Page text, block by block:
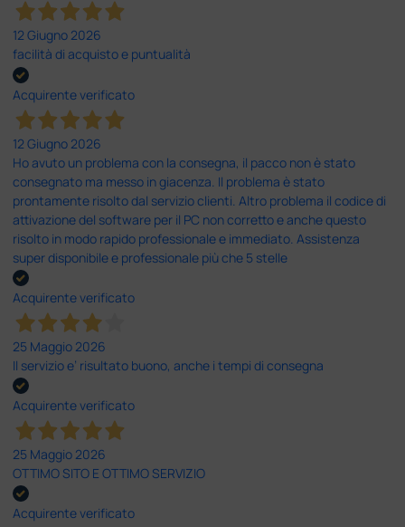
12 Giugno 2026
facilità di acquisto e puntualità
Acquirente verificato
12 Giugno 2026
Ho avuto un problema con la consegna, il pacco non è stato
consegnato ma messo in giacenza. Il problema è stato
prontamente risolto dal servizio clienti. Altro problema il codice di
attivazione del software per il PC non corretto e anche questo
risolto in modo rapido professionale e immediato. Assistenza
super disponibile e professionale più che 5 stelle
Acquirente verificato
25 Maggio 2026
Il servizio e’ risultato buono, anche i tempi di consegna
Acquirente verificato
25 Maggio 2026
OTTIMO SITO E OTTIMO SERVIZIO
Acquirente verificato